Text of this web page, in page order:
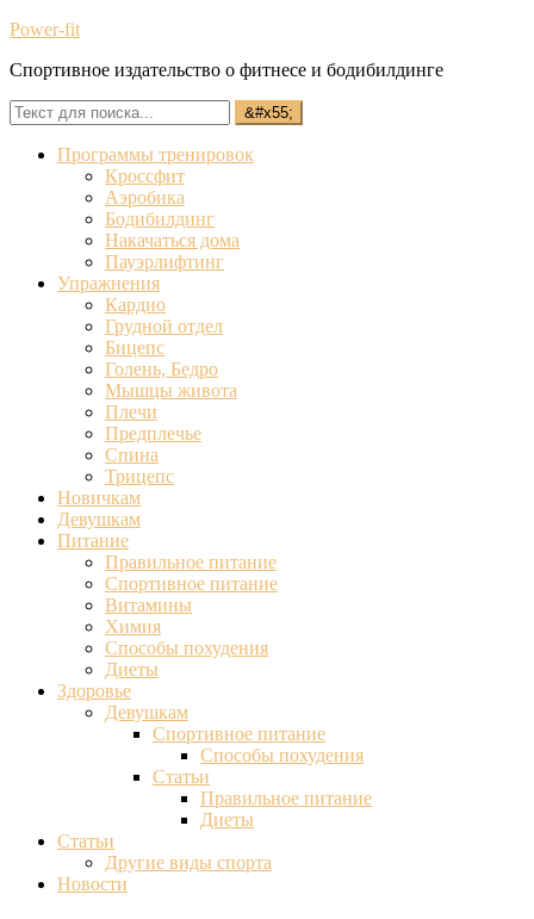
Power-fit
Спортивное издательство о фитнесе и бодибилдинге
Программы тренировок
Кроссфит
Аэробика
Бодибилдинг
Накачаться дома
Пауэрлифтинг
Упражнения
Кардио
Грудной отдел
Бицепс
Голень, Бедро
Мышцы живота
Плечи
Предплечье
Спина
Трицепс
Новичкам
Девушкам
Питание
Правильное питание
Спортивное питание
Витамины
Химия
Способы похудения
Диеты
Здоровье
Девушкам
Спортивное питание
Способы похудения
Статьи
Правильное питание
Диеты
Статьи
Другие виды спорта
Новости